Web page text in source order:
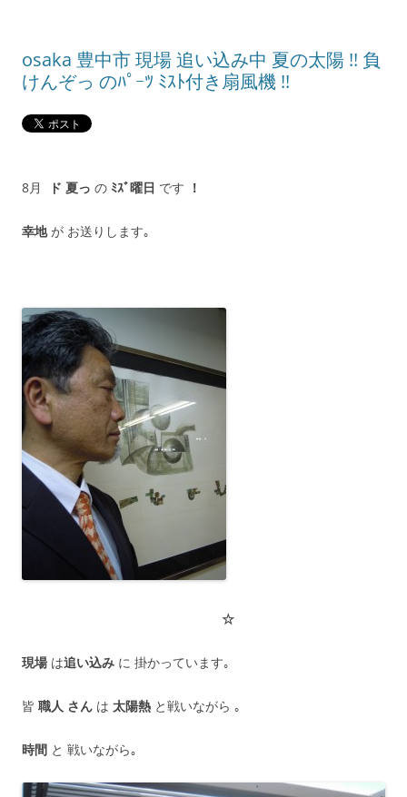
osaka 豊中市 現場 追い込み中 夏の太陽 !! 負
けんぞっ のﾊﾟｰﾂ ﾐｽﾄ付き扇風機 !!
8月 ド 夏っ の ﾐｽﾞ曜日 です ！
幸地が お送りします｡
☆
現場 は追い込み に 掛かっています｡
皆 職人 さん は 太陽熱 と戦いながら ｡
時間 と 戦いながら｡